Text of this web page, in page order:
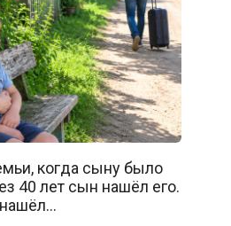
когда сыну было
40 лет сын нашёл его.